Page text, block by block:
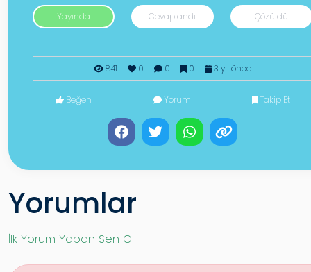
Yayında Cevaplandı Çözüldü
841 0 0 0 3 yıl önce
Beğen Yorum Takip Et
Yorumlar
İlk Yorum Yapan Sen Ol